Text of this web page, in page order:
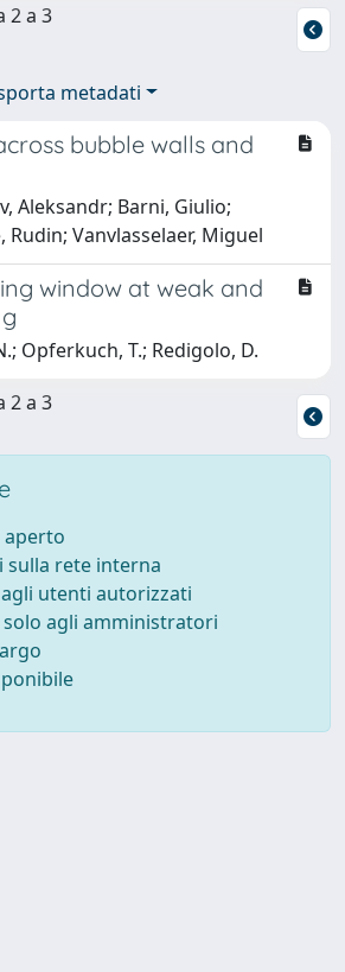
2 a 3
metadati
bubble walls and
Aleksandr; Barni, Giulio;
Rudin; Vanvlasselaer, Miguel
window at weak and
Opferkuch, T.; Redigolo, D.
2 a 3
aperto
sulla rete interna
utenti autorizzati
agli amministratori